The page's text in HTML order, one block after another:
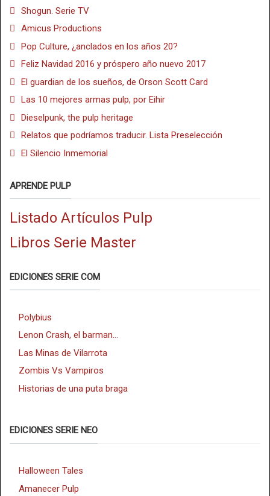
Shogun. Serie TV
Amicus Productions
Pop Culture, ¿anclados en los años 20?
Feliz Navidad 2016 y próspero año nuevo 2017
El guardian de los sueños, de Orson Scott Card
Las 10 mejores armas pulp, por Eihir
Dieselpunk, the pulp heritage
Relatos que podríamos traducir. Lista Preselección
El Silencio Inmemorial
APRENDE PULP
Listado Artículos Pulp
Libros Serie Master
EDICIONES SERIE COM
Polybius
Lenon Crash, el barman...
Las Minas de Vilarrota
Zombis Vs Vampiros
Historias de una puta braga
EDICIONES SERIE NEO
Halloween Tales
Amanecer Pulp